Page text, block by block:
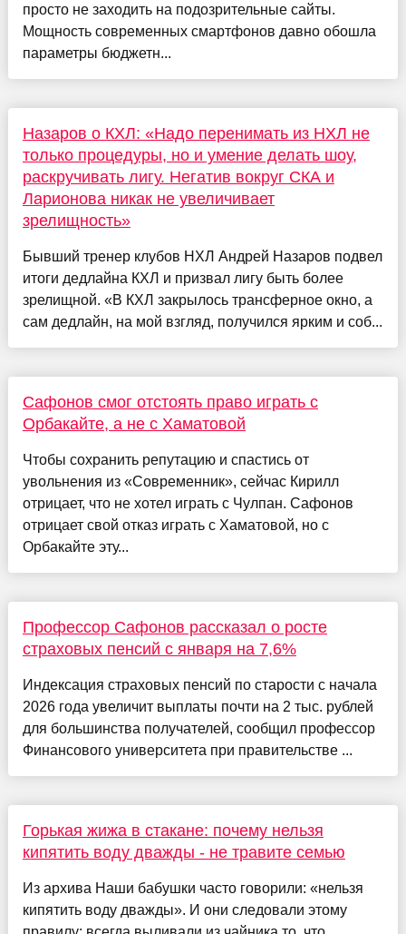
просто не заходить на подозрительные сайты.
Мощность современных смартфонов давно обошла
параметры бюджетн...
Назаров о КХЛ: «Надо перенимать из НХЛ не
только процедуры, но и умение делать шоу,
раскручивать лигу. Негатив вокруг СКА и
Ларионова никак не увеличивает
зрелищность»
Бывший тренер клубов НХЛ Андрей Назаров подвел
итоги дедлайна КХЛ и призвал лигу быть более
зрелищной. «В КХЛ закрылось трансферное окно, а
сам дедлайн, на мой взгляд, получился ярким и соб...
Сафонов смог отстоять право играть с
Орбакайте, а не с Хаматовой
Чтобы сохранить репутацию и спастись от
увольнения из «Современник», сейчас Кирилл
отрицает, что не хотел играть с Чулпан. Сафонов
отрицает свой отказ играть с Хаматовой, но с
Орбакайте эту...
Профессор Сафонов рассказал о росте
страховых пенсий с января на 7,6%
Индексация страховых пенсий по старости с начала
2026 года увеличит выплаты почти на 2 тыс. рублей
для большинства получателей, сообщил профессор
Финансового университета при правительстве ...
Горькая жижа в стакане: почему нельзя
кипятить воду дважды - не травите семью
Из архива Наши бабушки часто говорили: «нельзя
кипятить воду дважды». И они следовали этому